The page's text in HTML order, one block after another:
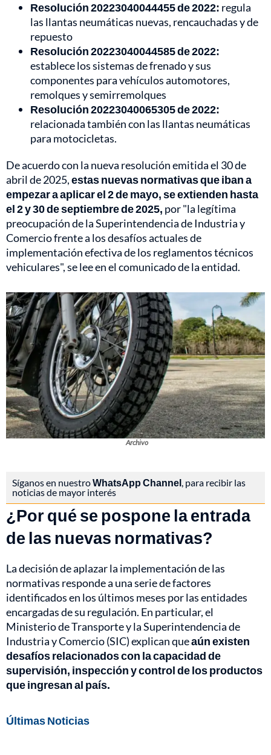
Resolución 20223040044455 de 2022: regula
las llantas neumáticas nuevas, rencauchadas y de
repuesto
Resolución 20223040044585 de 2022:
establece los sistemas de frenado y sus
componentes para vehículos automotores,
remolques y semirremolques
Resolución 20223040065305 de 2022:
relacionada también con las llantas neumáticas
para motocicletas.
De acuerdo con la nueva resolución emitida el 30 de
abril de 2025,estas nuevas normativas que iban a
empezar a aplicar el 2 de mayo, se extienden hasta
el 2 y 30 de septiembre de 2025, por "la legítima
preocupación de la Superintendencia de Industria y
Comercio frente a los desafíos actuales de
implementación efectiva de los reglamentos técnicos
vehiculares", se lee en el comunicado de la entidad.
Archivo
Síganos en nuestroWhatsApp Channel, para recibir las
noticias de mayor interés
¿Por qué se pospone la entrada
de las nuevas normativas?
La decisión de aplazar la implementación de las
normativas responde a una serie de factores
identificados en los últimos meses por las entidades
encargadas de su regulación. En particular, el
Ministerio de Transporte y la Superintendencia de
Industria y Comercio (SIC) explican queaún existen
desafíos relacionados con la capacidad de
supervisión, inspección y control de los productos
que ingresan al país.
Últimas Noticias